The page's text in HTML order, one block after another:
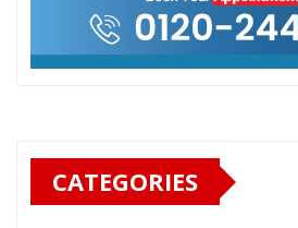
CATEGORIES